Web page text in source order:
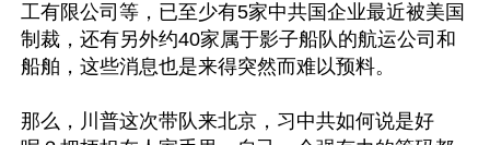
工有限公司等，已至少有5家中共国企业最近被美国
制裁，还有另外约40家属于影子船队的航运公司和
船舶，这些消息也是来得突然而难以预料。
那么，川普这次带队来北京，习中共如何说是好